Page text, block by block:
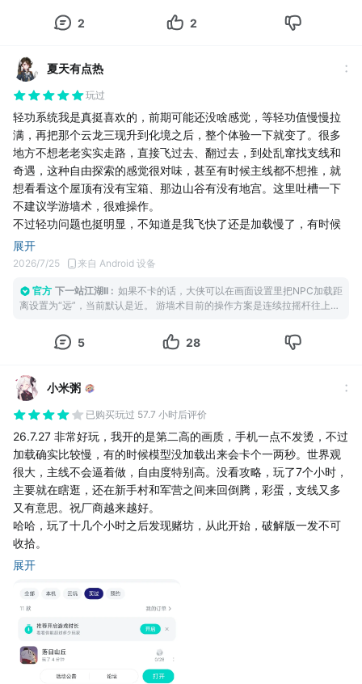
把她们踢出队伍…
对对对，就是当渣男的感觉
2 2
夏天有点热
玩过
轻功系统我是真挺喜欢的，前期可能还没啥感觉，等轻功值慢慢拉
满，再把那个云龙三现升到化境之后，整个体验一下就变了。很多
地方不想老老实实走路，直接飞过去、翻过去，到处乱窜找支线和
奇遇，这种自由探索的感觉很对味，甚至有时候主线都不想推，就
想看看这个屋顶有没有宝箱、那边山谷有没有地宫。这里吐槽一下
不建议学游墙术，很难操作。
不过轻功问题也挺明显，不知道是我飞快了还是加载慢了，有时候
人都已经飞到地方了，NPC还没刷出来，站那儿等一会儿才出现，
挺出戏的。要是加载还能优化一下，这套轻功探索会舒服很多。整
展开
2026/7/25 来自 Android 设备
官方 下一站江湖II : 如果不卡的话，大侠可以在画面设置里把NPC加载距
离设置为“远”，当前默认是近。 游墙术目前的操作方案是连续拉摇杆往上才
5 28
小米粥
已购买玩过 57.7 小时后评价
26.7.27 非常好玩，我开的是第二高的画质，手机一点不发烫，不过
加载确实比较慢，有的时候模型没加载出来会卡个一两秒。世界观
很大，主线不会逼着做，自由度特别高。没看攻略，玩了7个小时，
主要就在瞎逛，还在新手村和军营之间来回倒腾，彩蛋，支线又多
又有意思。祝厂商越来越好。
哈哈，玩了十几个小时之后发现赌坊，从此开始，破解版一发不可
收拾。
26.8.5 前面探索是真好玩儿，各种彩蛋，小故事，还有他比如唐
悟方面是真坐牢，有的武学本来就难获得，这就算了，学了还得去
找技能卷升化境，必须跟着攻略走，跟坐牢一样。而且官方没有攻
略，查到很多攻略还可能是假的，更玩不下去。以玩58小时的感
受。
展开